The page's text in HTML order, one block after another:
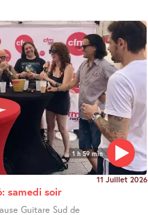
1 h 59 min
11 Juillet 2026
samedi soir
Guitare Sud de